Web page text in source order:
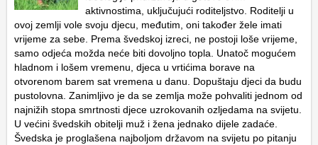
aktivnostima, uključujući roditeljstvo. Roditelji u
ovoj zemlji vole svoju djecu, međutim, oni također žele imati
vrijeme za sebe. Prema švedskoj izreci, ne postoji loše vrijeme,
samo odjeća možda neće biti dovoljno topla. Unatoč mogućem
hladnom i lošem vremenu, djeca u vrtićima borave na
otvorenom barem sat vremena u danu. Dopuštaju djeci da budu
pustolovna. Zanimljivo je da se zemlja može pohvaliti jednom od
najnižih stopa smrtnosti djece uzrokovanih ozljedama na svijetu.
U većini švedskih obitelji muž i žena jednako dijele zadaće.
Švedska je proglašena najboljom državom na svijetu po pitanju